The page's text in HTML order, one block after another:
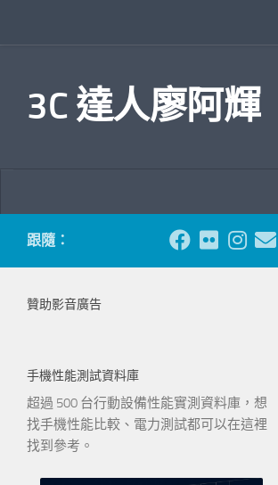
3C 達人廖阿輝
跟隨：
贊助影音廣告
手機性能測試資料庫
超過 500 台行動設備性能實測資料庫，想
找手機性能比較、電力測試都可以在這裡
找到參考。